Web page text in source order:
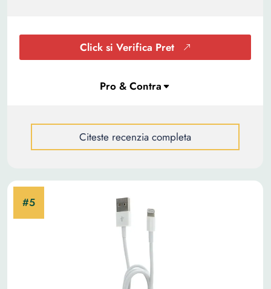
Click si Verifica Pret
Citeste recenzia completa